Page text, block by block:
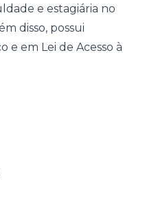
e estagiária no
disso, possui
e em Lei de Acesso à